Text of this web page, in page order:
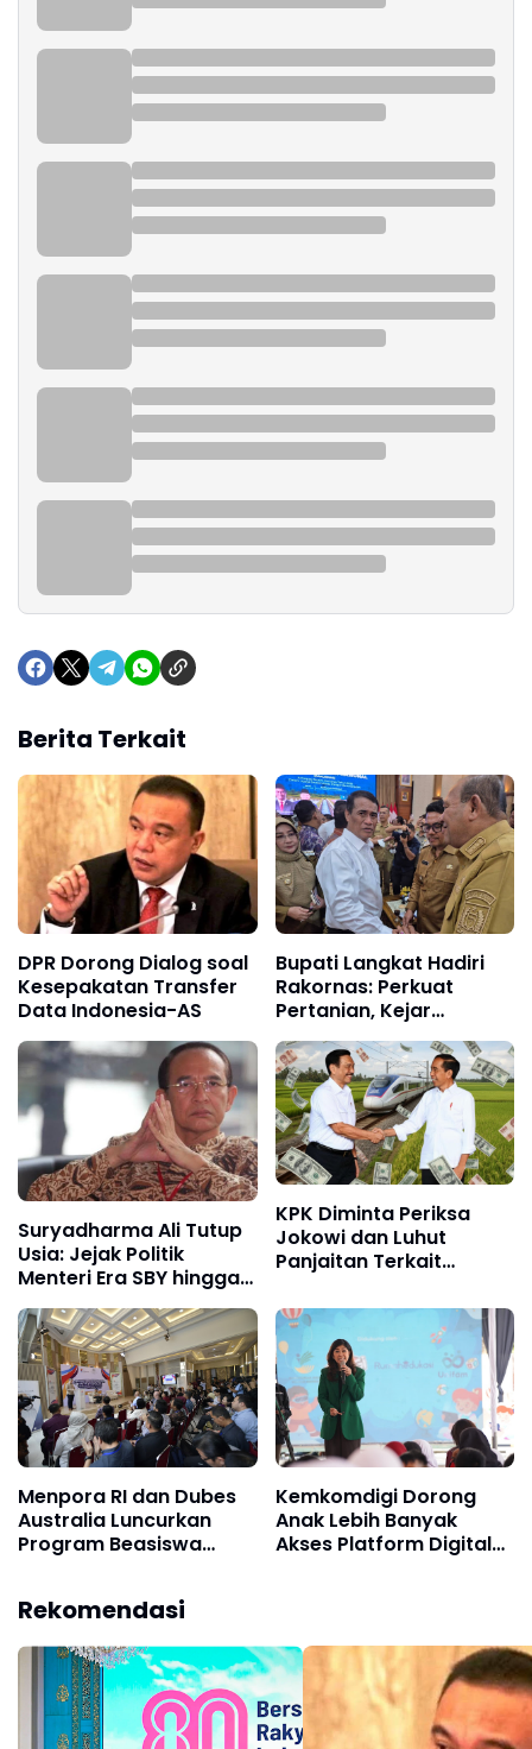
Berita Terkait
DPR Dorong Dialog soal
Kesepakatan Transfer
Data Indonesia-AS
Bupati Langkat Hadiri
Rakornas: Perkuat
Pertanian, Kejar
Swasembada Pangan!
Suryadharma Ali Tutup
Usia: Jejak Politik
Menteri Era SBY hingga
Terjerat Kasus Dana
Haji
KPK Diminta Periksa
Jokowi dan Luhut
Panjaitan Terkait
Cepat Whoosh
Menpora RI dan Dubes
Australia Luncurkan
Program Beasiswa
Kemkomdigi Dorong
Anak Lebih Banyak
Akses Platform Digital
Rekomendasi